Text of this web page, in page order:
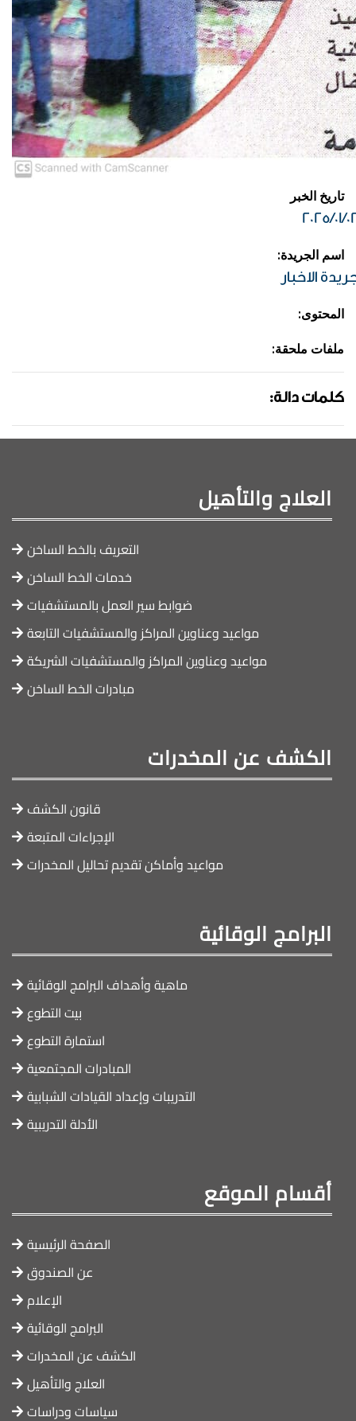
تاريخ الخبر
2025/01/
:اسم الجريدة
الاخبار
:المحتوى
:ملفات ملحقة
:كلمات دالة
العلاج والتأهيل
التعريف بالخط الساخن
خدمات الخط الساخن
ضوابط سير العمل بالمستشفيات
مواعيد وعناوين المراكز والمستشفيات التابعة
مواعيد وعناوين المراكز والمستشفيات الشريكة
مبادرات الخط الساخن
الكشف عن المخدرات
قانون الكشف
الإجراءات المتبعة
مواعيد وأماكن تقديم تحاليل المخدرات
البرامج الوقائية
ماهية وأهداف البرامج الوقائية
بيت التطوع
استمارة التطوع
المبادرات المجتمعية
التدريبات وإعداد القيادات الشبابية
الأدلة التدريبية
أقسام الموقع
الصفحة الرئيسية
عن الصندوق
الإعلام
البرامج الوقائية
الكشف عن المخدرات
العلاج والتأهيل
سياسات ودراسات